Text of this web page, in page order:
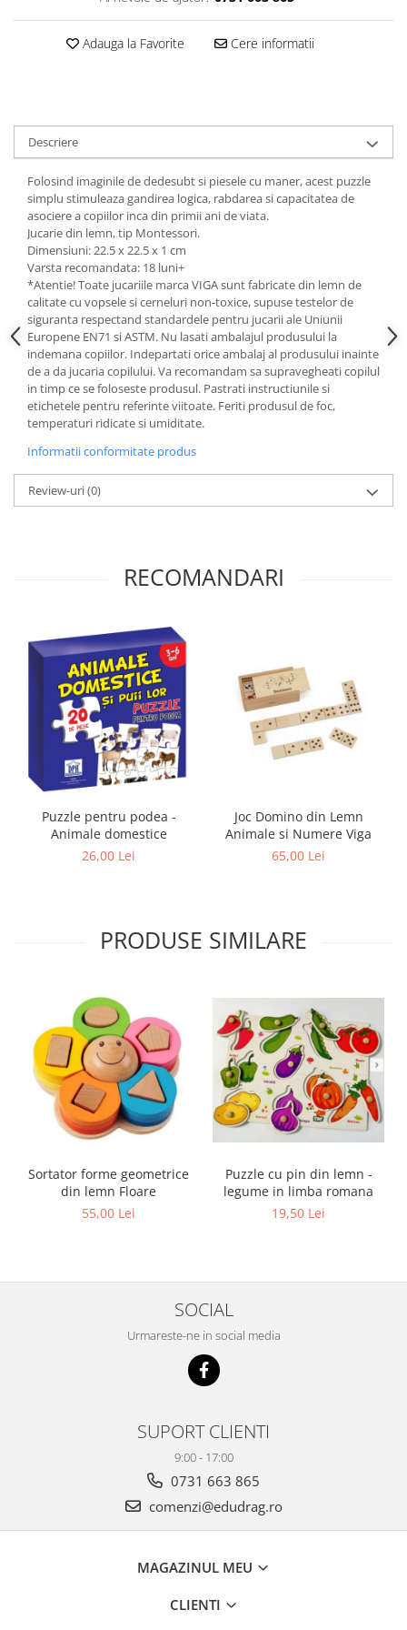
Adauga la Favorite Cere informatii
Descriere
Folosind imaginile de dedesubt si piesele cu maner, acest puzzle
simplu stimuleaza gandirea logica, rabdarea si capacitatea de
asociere a copiilor inca din primii ani de viata.
Jucarie din lemn, tip Montessori.
Dimensiuni: 22.5 x 22.5 x 1 cm
Varsta recomandata: 18 luni+
*Atentie! Toate jucariile marca VIGA sunt fabricate din lemn de
calitate cu vopsele si cerneluri non-toxice, supuse testelor de
siguranta respectand standardele pentru jucarii ale Uniunii
Europene EN71 si ASTM. Nu lasati ambalajul produsului la
indemana copiilor. Indepartati orice ambalaj al produsului inainte
de a da jucaria copilului. Va recomandam sa supravegheati copilul
in timp ce se foloseste produsul. Pastrati instructiunile si
etichetele pentru referinte viitoate. Feriti produsul de foc,
temperaturi ridicate si umiditate.
Informatii conformitate produs
Review-uri(0)
RECOMANDARI
Puzzle pentru podea -
Animale domestice
26,00 Lei
Joc Domino din Lemn
Animale si Numere Viga
65,00 Lei
PRODUSE SIMILARE
Sortator forme geometrice
din lemn Floare
55,00 Lei
Puzzle cu pin din lemn -
legume in limba romana
19,50 Lei
SOCIAL
Urmareste-ne in social media
SUPORT CLIENTI
9:00 - 17:00
0731 663 865
comenzi@edudrag.ro
MAGAZINUL MEU
CLIENTI